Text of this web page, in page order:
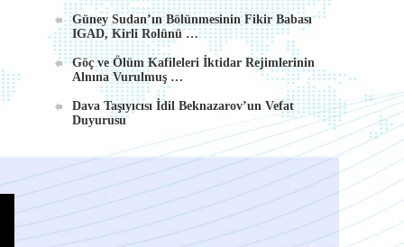
Güney Sudan’ın Bölünmesinin Fikir Babası
IGAD, Kirli Rolünü …
Göç ve Ölüm Kafileleri İktidar Rejimlerinin
Alnına Vurulmuş …
Dava Taşıyıcısı İdil Beknazarov’un Vefat
Duyurusu